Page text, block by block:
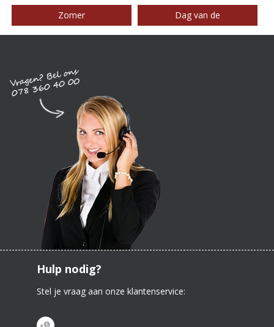
Zomer Dag van de
Hulp nodig?
Stel je vraag aan onze klantenservice: